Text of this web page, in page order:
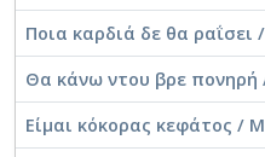
Ποια καρδιά δε θα
Θα κάνω ντου βρε πονηρή
Είμαι κόκορας κεφάτος /